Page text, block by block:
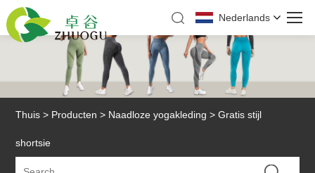
Nederlands
Thuis > Producten > Naadloze yogakleding > Gratis stijl
shortsie